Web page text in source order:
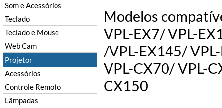
Som e Acessórios
Teclado
Teclado e Mouse
Web Cam
Projetor
Acessórios
Controle Remoto
Lâmpadas
Modelos
VPL-EX7/ VPL-
/VPL-EX145/
VPL-CX70/ VPL-
CX150